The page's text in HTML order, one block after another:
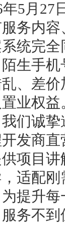
年5月27
务内
统完
生手
、差
业权益
诚挚邀
发商
项目
适配
升每一
务不